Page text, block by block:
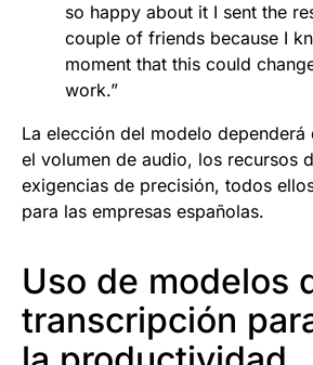
so happy about it I sent the
couple of friends because I
moment that this could
work.”
La elección del modelo
el volumen de audio, los recursos
exigencias de precisión, todos
para las empresas españolas.
Uso de modelos
transcripción